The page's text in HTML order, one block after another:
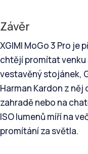
Závěr
XGIMI MoGo 3 Pro
chtějí promítat venku
vestavěný stojánek,
Harman Kardon z
zahradě nebo na
ISO lumenů míří na
promítání za světla.